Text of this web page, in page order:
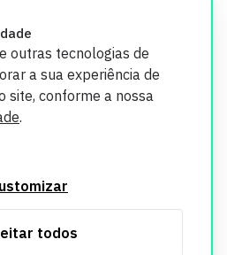
outras tecnologias de
a sua experiência de
site, conforme a nossa
.
todos
em nosso site são
fins de aprimoramento de
Política de Privacidade.